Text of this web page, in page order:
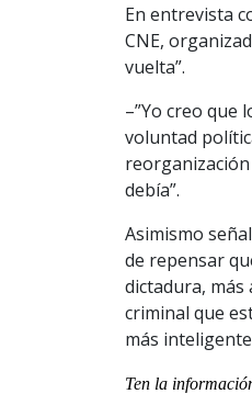
En entrevista
CNE,
vuelta”.
–”Yo creo que
voluntad
debía”.
Asimismo
de repensar
dictadura,
criminal que
más
Ten la informaci